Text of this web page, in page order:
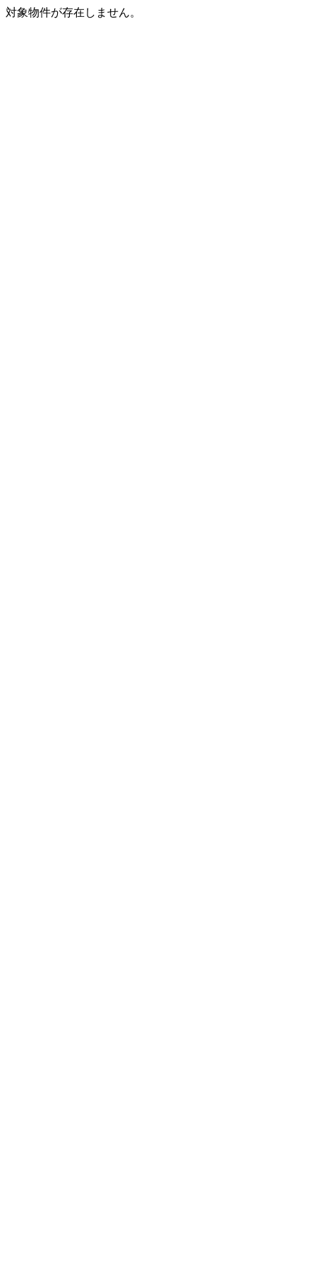
対象物件が存在しません。